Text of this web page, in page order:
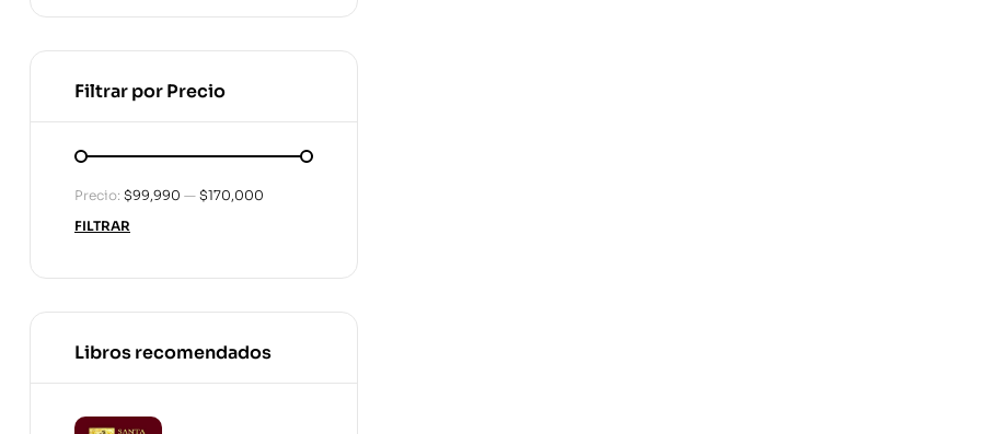
Filtrar por Precio
FILTRAR
Precio: $99,990 — $170,000
Libros recomendados